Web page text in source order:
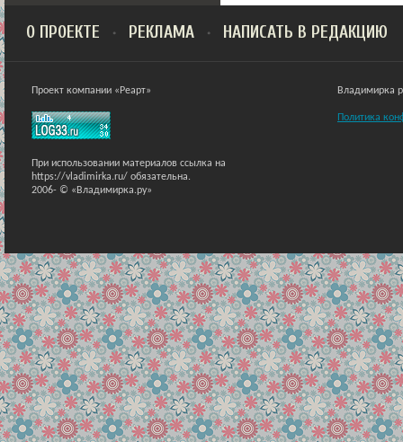
О ПРОЕКТЕ РЕКЛАМА НАПИСАТЬ В РЕДАКЦИЮ
Проект компании «Реарт»
При использовании материалов ссылка на
https://vladimirka.ru/ обязательна.
2006- © «Владимирка.ру»
Владимирка
Политика